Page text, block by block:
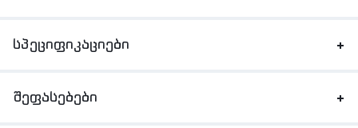
სპეციფიკაციები
შეფასებები